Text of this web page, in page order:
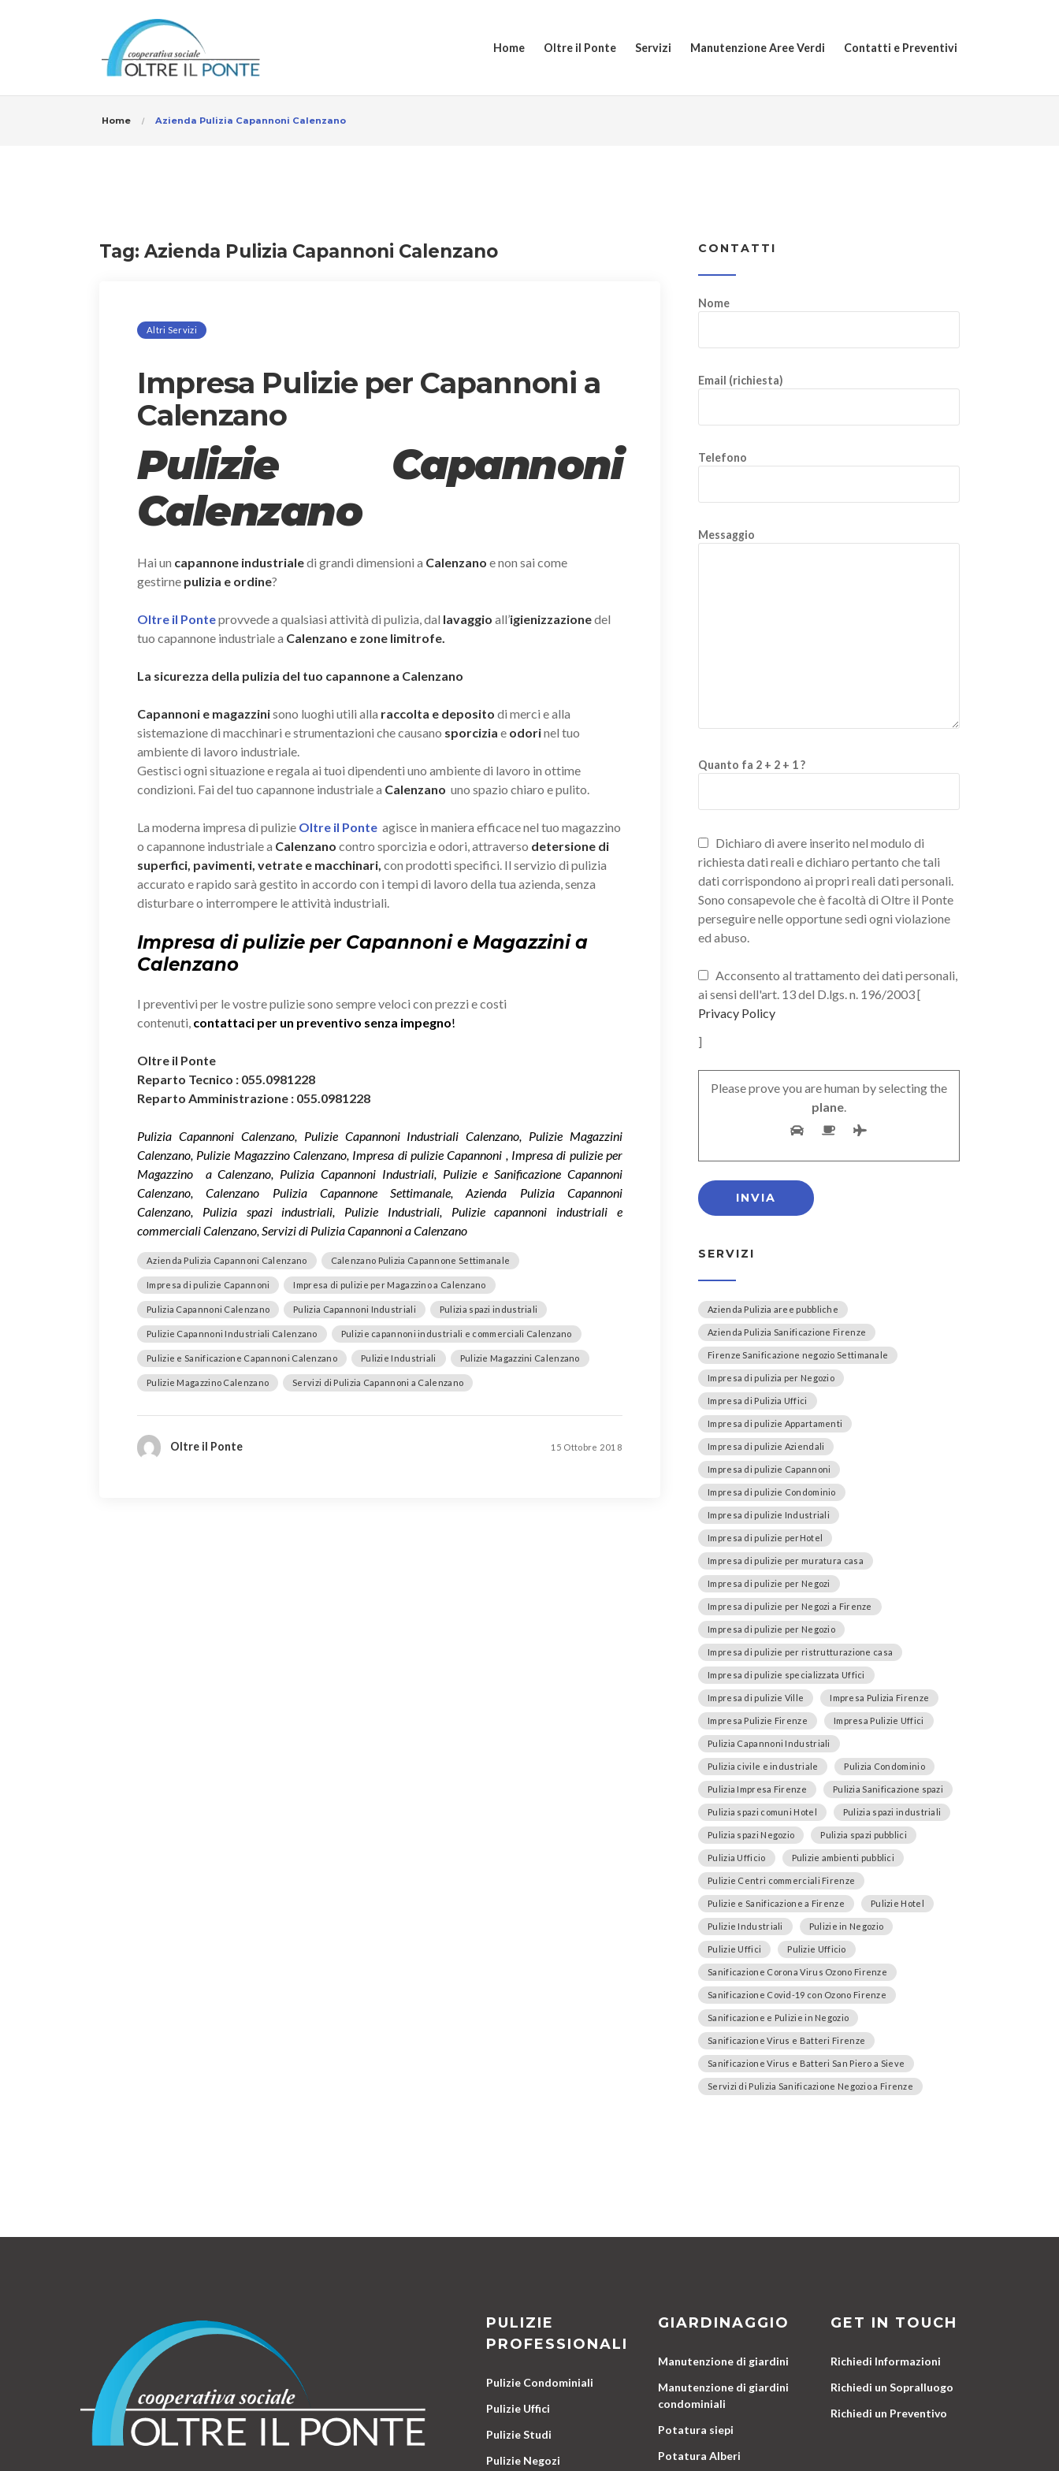
Home Oltre il Ponte Servizi Manutenzione Aree Verdi Contatti e Preventivi
Home Azienda Pulizia Capannoni Calenzano
Tag: Azienda Pulizia Capannoni Calenzano
Altri Servizi
Impresa Pulizie per Capannoni a
Calenzano
Pulizie Capannoni
Calenzano
Hai un capannone industrialedi grandi dimensioni a Calenzano e non sai come
gestirne pulizia e ordine?
Oltre il Ponteprovvede a qualsiasi attività di pulizia, dal lavaggio all’igienizzazionedel
tuo capannone industriale a Calenzano e zone limitrofe.
La sicurezza della pulizia del tuo capannone a Calenzano
Capannoni e magazzinisono luoghi utili alla raccolta e deposito di merci e alla
sistemazione di macchinari e strumentazioni che causano sporcizia e odorinel tuo
ambiente di lavoro industriale.
Gestisci ogni situazione e regala ai tuoi dipendenti uno ambiente di lavoro in ottime
condizioni. Fai del tuo capannone industriale a Calenzano uno spazio chiaro e pulito.
La moderna impresa di pulizie Oltre il Ponte agisce in maniera efficace nel tuo magazzino
o capannone industriale a Calenzano contro sporcizia e odori, attraverso detersione di
superfici, pavimenti, vetrate e macchinari, con prodotti specifici. Il servizio di pulizia
accurato e rapido sarà gestito in accordo con i tempi di lavoro della tua azienda, senza
disturbare o interrompere le attività industriali.
Impresa di pulizie per Capannoni e Magazzini a
Calenzano
I preventivi per le vostre pulizie sono sempre veloci con prezzi e costi
contenuti, contattaci per un preventivo senza impegno!
Oltre il Ponte
Reparto Tecnico : 055.0981228
Reparto Amministrazione : 055.0981228
Pulizia Capannoni Calenzano, Pulizie Capannoni Industriali Calenzano, Pulizie Magazzini
Calenzano, Pulizie Magazzino Calenzano, Impresa di pulizie Capannoni , Impresa di pulizie per
Magazzino a Calenzano, Pulizia Capannoni Industriali, Pulizie e Sanificazione Capannoni
Calenzano, Calenzano Pulizia Capannone Settimanale, Azienda Pulizia Capannoni
Calenzano, Pulizia spazi industriali, Pulizie Industriali, Pulizie capannoni industriali e
commerciali Calenzano, Servizi di Pulizia Capannoni a Calenzano
Azienda Pulizia Capannoni Calenzano Calenzano Pulizia Capannone Settimanale
Impresa di pulizie Capannoni Impresa di pulizie per Magazzino a Calenzano
Pulizia Capannoni Calenzano Pulizia Capannoni Industriali Pulizia spazi industriali
Pulizie Capannoni Industriali Calenzano Pulizie capannoni industriali e commerciali Calenzano
Pulizie e Sanificazione Capannoni Calenzano Pulizie Industriali Pulizie Magazzini Calenzano
Pulizie Magazzino Calenzano Servizi di Pulizia Capannoni a Calenzano
Oltre il Ponte 15 Ottobre 2018
CONTATTI
Nome
Email (richiesta)
Telefono
Messaggio
Quanto fa 2 + 2 + 1 ?
Dichiaro di avere inserito nel modulo di
richiesta dati reali e dichiaro pertanto che tali
dati corrispondono ai propri reali dati personali.
Sono consapevole che è facoltà di Oltre il Ponte
perseguire nelle opportune sedi ogni violazione
ed abuso.
Acconsento al trattamento dei dati personali,
ai sensi dell'art. 13 del D.lgs. n. 196/2003 [
Privacy Policy
]
Please prove you are human by selecting the
plane.
SERVIZI
Azienda Pulizia aree pubbliche
Azienda Pulizia Sanificazione Firenze
Firenze Sanificazione negozio Settimanale
Impresa di pulizia per Negozio
Impresa di Pulizia Uffici
Impresa di pulizie Appartamenti
Impresa di pulizie Aziendali
Impresa di pulizie Capannoni
Impresa di pulizie Condominio
Impresa di pulizie Industriali
Impresa di pulizie perHotel
Impresa di pulizie per muratura casa
Impresa di pulizie per Negozi
Impresa di pulizie per Negozi a Firenze
Impresa di pulizie per Negozio
Impresa di pulizie per ristrutturazione casa
Impresa di pulizie specializzata Uffici
Impresa di pulizie Ville Impresa Pulizia Firenze
Impresa Pulizie Firenze Impresa Pulizie Uffici
Pulizia Capannoni Industriali
Pulizia civile e industriale Pulizia Condominio
Pulizia Impresa Firenze Pulizia Sanificazione spazi
Pulizia spazi comuni Hotel Pulizia spazi industriali
Pulizia spazi Negozio Pulizia spazi pubblici
Pulizia Ufficio Pulizie ambienti pubblici
Pulizie Centri commerciali Firenze
Pulizie e Sanificazione a Firenze Pulizie Hotel
Pulizie Industriali Pulizie in Negozio
Pulizie Uffici Pulizie Ufficio
Sanificazione Corona Virus Ozono Firenze
Sanificazione Covid-19 con Ozono Firenze
Sanificazione e Pulizie in Negozio
Sanificazione Virus e Batteri Firenze
Sanificazione Virus e Batteri San Piero a Sieve
Servizi di Pulizia Sanificazione Negozio a Firenze
PULIZIE
PROFESSIONALI
Pulizie Condominiali
Pulizie Uffici
Pulizie Studi
Pulizie Negozi
GIARDINAGGIO
Manutenzione di giardini
Manutenzione di giardini
condominiali
Potatura siepi
Potatura Alberi
GET IN TOUCH
Richiedi Informazioni
Richiedi un Sopralluogo
Richiedi un Preventivo